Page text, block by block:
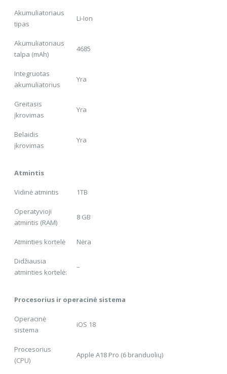
Akumuliatoriaus
tipas
Li-Ion
Akumuliatoriaus
talpa (mAh)
4685
Integruotas
akumuliatorius
Yra
Greitasis
įkrovimas
Yra
Belaidis
įkrovimas
Yra
Atmintis
Vidinė atmintis 1TB
Operatyvioji
atmintis (RAM)
8 GB
Atminties kortelė Nėra
Didžiausia
atminties kortelė:
–
Procesorius ir operacinė sistema
Operacinė
sistema
iOS 18
Procesorius
(CPU)
Apple A18 Pro (6 branduolių)